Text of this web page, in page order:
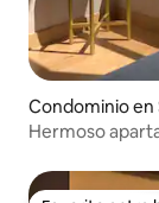
Condominio en
Hermoso